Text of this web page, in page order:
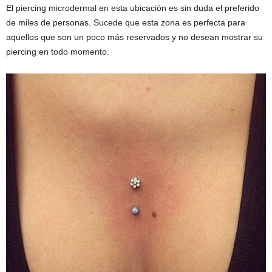
El piercing microdermal en esta ubicación es sin duda el preferido
de miles de personas. Sucede que esta zona es perfecta para
aquellos que son un poco más reservados y no desean mostrar su
piercing en todo momento.